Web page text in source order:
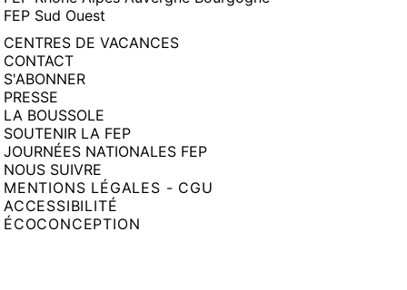
FEP Sud Ouest
CENTRES DE VACANCES
CONTACT
S'ABONNER
PRESSE
LA BOUSSOLE
SOUTENIR LA FEP
JOURNÉES NATIONALES FEP
NOUS SUIVRE
MENTIONS LÉGALES - CGU
ACCESSIBILITÉ
ÉCOCONCEPTION